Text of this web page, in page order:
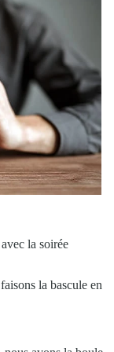
la soirée
la bascule en